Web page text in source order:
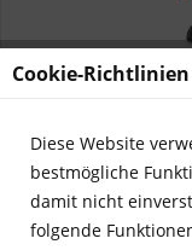
Cookie-Richtlinien
Diese Website
bestmögliche
damit nicht
folgende